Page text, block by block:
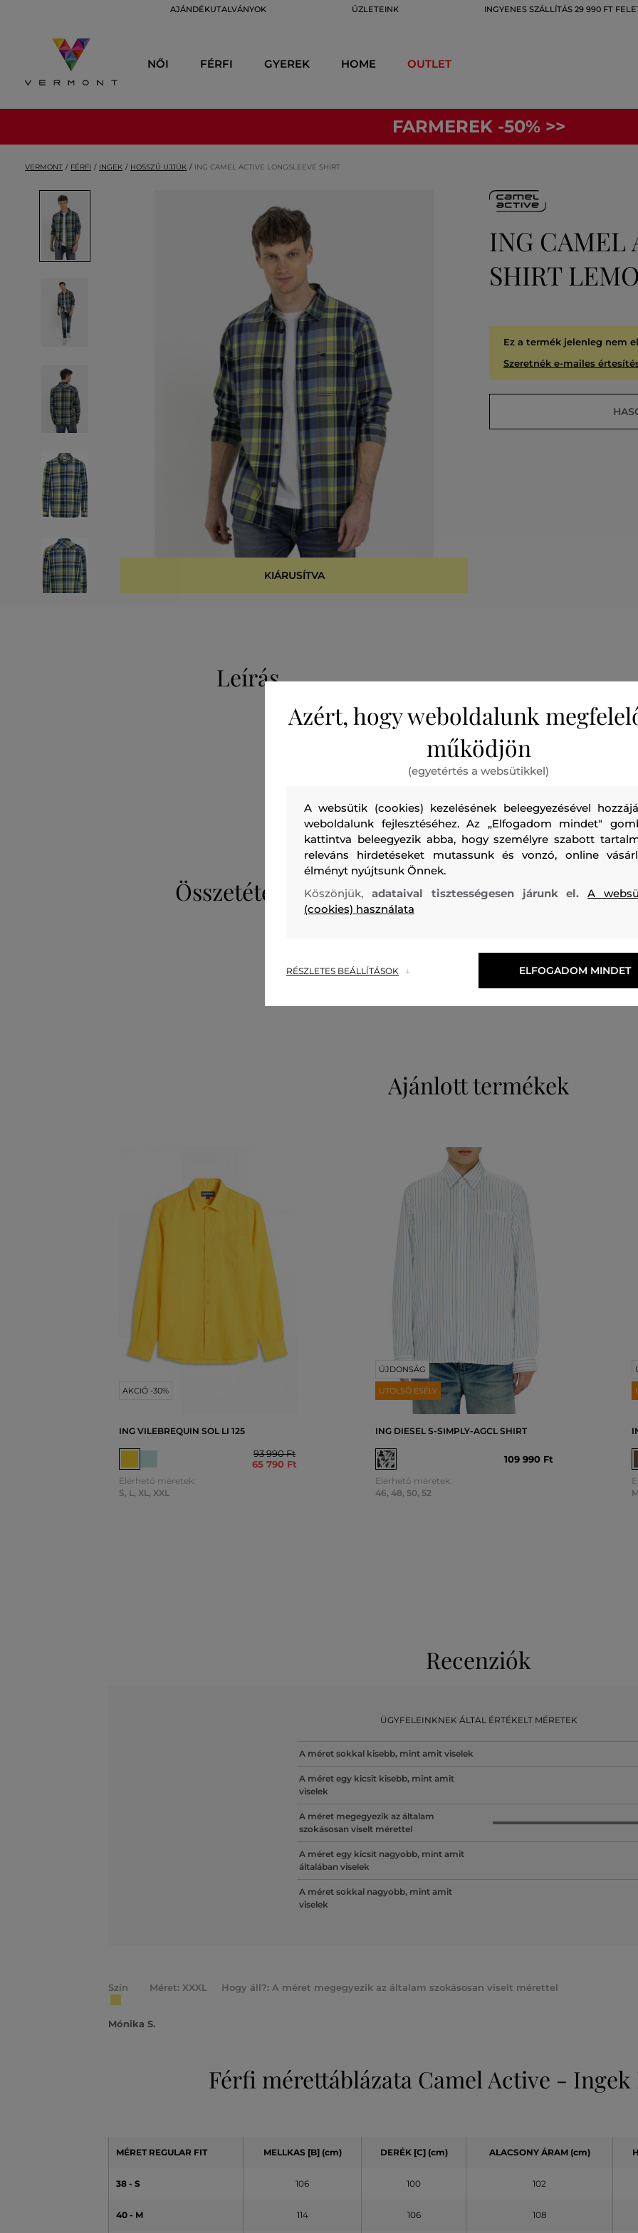
AJÁNDÉKUTALVÁNYOK ÜZLETEINK INGYENES SZÁLLÍTÁS 29 990 FT
NŐI FÉRFI GYEREK HOME OUTLET
FARMEREK -50% >>
VERMONT FÉRFI INGEK HOSSZÚ UJJÚK ING CAMEL ACTIVE LONGSLEEVE SHIRT
KIÁRUSÍTVA
ING CAMEL
SHIRT
Ez a termék jelenleg nem
Szeretnék e-mailes
Leírás
Kockás férfi ing, amely hosszú ujjakkal van ellátva és
zsebbel, mellkasán logóval. A 100%-ban pamutból
légáteresztő, nagyon kellemes tapintású és kényelmes
Jellegzetes színű darab, amely farmer nadrággal és
tökéletesen mutat majd.
Szezon: SS24 Termék kódja409112_3S12-324-CA-62
Összetétel
100 %
Ajánlott termékek
AKCIÓ -30%
ING VILEBREQUIN SOL LI 125
93 990 Ft
65 790 Ft
Elérhető méretek:
S, L , XL , XXL
ÚJDONSÁG
UTOLSÓ ESÉLY
ING DIESEL S-SIMPLY-AGCL SHIRT
109 990 Ft
Elérhető méretek:
46, 48, 50, 52
M
Recenziók
ÜGYFELEINKNEK ÁLTAL ÉRTÉKELT MÉRETEK
A méret sokkal kisebb, mint amit viselek
A méret egy kicsit kisebb, mint amit
viselek
A méret megegyezik az általam
szokásosan viselt mérettel
A méret egy kicsit nagyobb, mint amit
általában viselek
A méret sokkal nagyobb, mint amit
viselek
Szín Méret: XXXL Hogy áll?: A méret megegyezik az általam szokásosan viselt mérettel
Mónika S.
Férfi mérettáblázata Camel Active -
MÉRET REGULAR FIT MELLKAS [B] (cm) DERÉK [C] (cm) ALACSONY ÁRAM (cm)
38 - S 106 100 102
40 - M 114 106 108
Azért, hogy weboldalunk
működjön
(egyetértés a websütikkel)
A websütik (cookies) kezelésének beleegyezésével
weboldalunk fejlesztéséhez. Az „Elfogadom mindet"
kattintva beleegyezik abba, hogy személyre szabott
releváns hirdetéseket mutassunk és vonzó, online
élményt nyújtsunk Önnek.
Köszönjük, adataival tisztességesen járunk el.A
(cookies) használata
RÉSZLETES BEÁLLÍTÁSOK ELFOGADOM MINDET